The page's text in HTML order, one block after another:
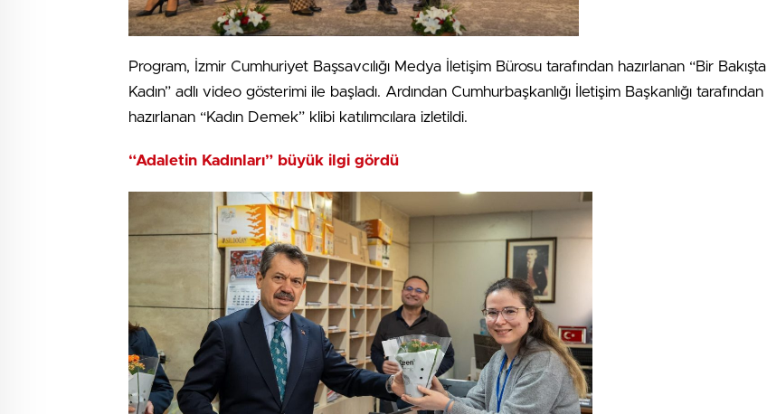
Program, İzmir Cumhuriyet Başsavcılığı Medya İletişim Bürosu tarafından hazırlanan “Bir Bakışta
Kadın” adlı video gösterimi ile başladı. Ardından Cumhurbaşkanlığı İletişim Başkanlığı tarafından
hazırlanan “Kadın Demek” klibi katılımcılara izletildi.
“Adaletin Kadınları” büyük ilgi gördü